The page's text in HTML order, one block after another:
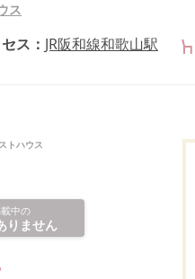
ス
ス JR阪和線和歌山駅
トハウス
中の
りません